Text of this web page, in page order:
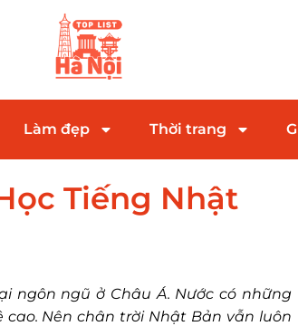
Làm đẹp Thời trang
Tiếng Nhật
ngôn ngũ ở Châu Á. Nước có những
Nên chân trời Nhật Bản vẫn luôn